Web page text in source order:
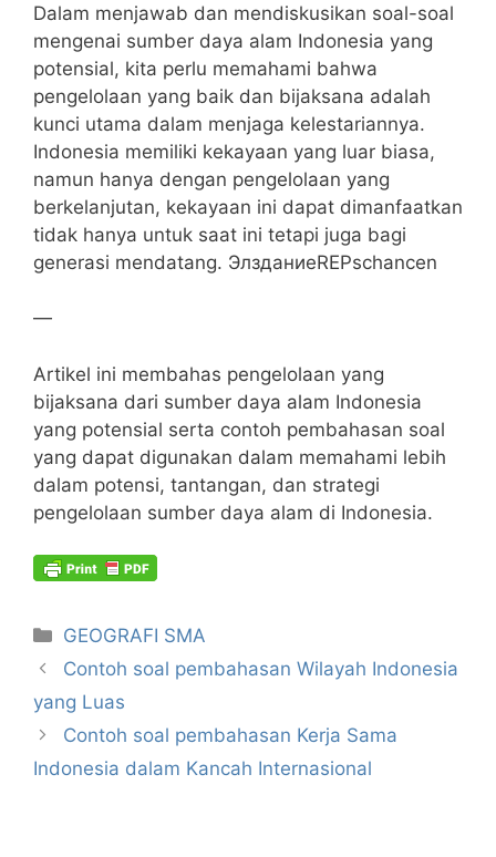
Dalam menjawab dan mendiskusikan soal-soal
mengenai sumber daya alam Indonesia yang
potensial, kita perlu memahami bahwa
pengelolaan yang baik dan bijaksana adalah
kunci utama dalam menjaga kelestariannya.
Indonesia memiliki kekayaan yang luar biasa,
namun hanya dengan pengelolaan yang
berkelanjutan, kekayaan ini dapat dimanfaatkan
tidak hanya untuk saat ini tetapi juga bagi
generasi mendatang. ЭлзданиеREPschancen
—
Artikel ini membahas pengelolaan yang
bijaksana dari sumber daya alam Indonesia
yang potensial serta contoh pembahasan soal
yang dapat digunakan dalam memahami lebih
dalam potensi, tantangan, dan strategi
pengelolaan sumber daya alam di Indonesia.
Kategori
GEOGRAFI SMA
Contoh soal pembahasan Wilayah Indonesia
yang Luas
Contoh soal pembahasan Kerja Sama
Indonesia dalam Kancah Internasional